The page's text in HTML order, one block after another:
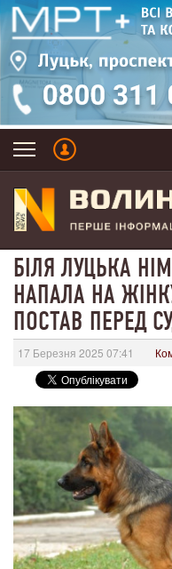
БІЛЯ ЛУЦЬКА
НАПАЛА НА
ПОСТАВ ПЕРЕД
17 Березня 2025 07:41